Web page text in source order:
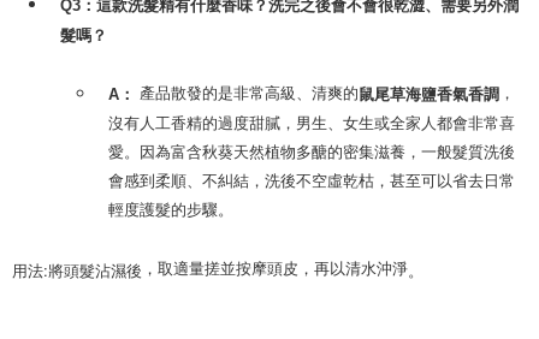
Q3：這款洗髮精有什麼香味？洗完之後會不會很乾澀、需要另外潤
髮嗎？
A： 產品散發的是非常高級、清爽的鼠尾草海鹽香氣香調 ，
沒有人工香精的過度甜膩，男生、女生或全家人都會非常喜
愛。因為富含秋葵天然植物多醣的密集滋養，一般髮質洗後
會感到柔順、不糾結，洗後不空虛乾枯，甚至可以省去日常
輕度護髮的步驟。
用法:將頭髮沾濕後 ，取適量搓並按摩頭皮，再以清水沖淨。